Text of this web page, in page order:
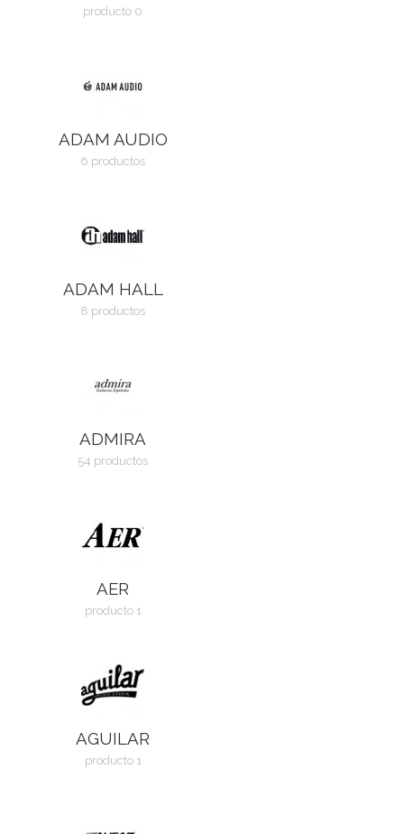
producto 0
ADAM AUDIO
6 productos
ADAM HALL
8 productos
ADMIRA
54 productos
AER
producto 1
AGUILAR
producto 1